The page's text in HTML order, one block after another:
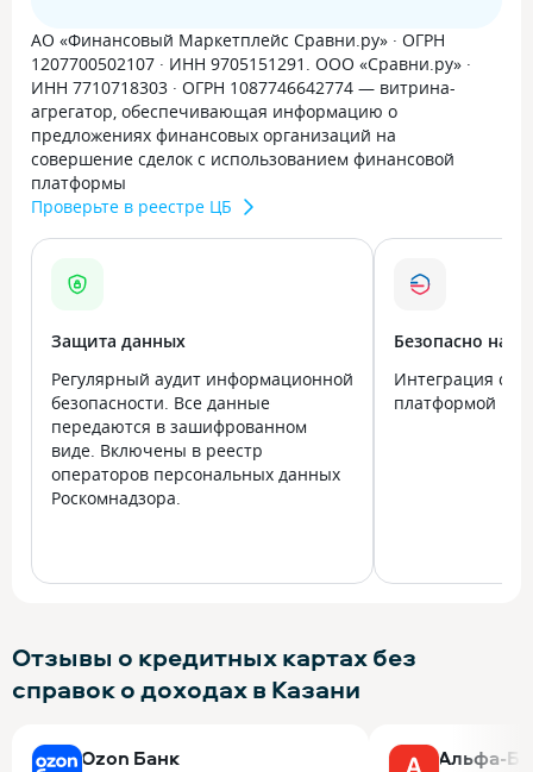
АО «Финансовый Маркетплейс Сравни.ру» · ОГРН
1207700502107 · ИНН 9705151291. ООО «Сравни.ру» ·
ИНН 7710718303 · ОГРН 1087746642774 — витрина-
агрегатор, обеспечивающая информацию о
предложениях финансовых организаций на
совершение сделок с использованием финансовой
платформы
Проверьте в реестре ЦБ
Защита данных
Регулярный аудит информационной
безопасности. Все данные
передаются в зашифрованном
виде. Включены в реестр
операторов персональных данных
Роскомнадзора.
Безопасно на
Интеграция с
платформой
Отзывы о кредитных картах без
справок о доходах в Казани
Ozon Банк Альфа-